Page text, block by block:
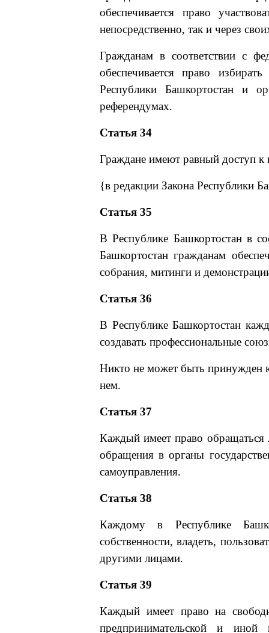
обеспечивается право
непосредственно, так и через
Гражданам в соответствии с
обеспечивается право
Республики Башкортостан и
референдумах.
Статья 34
Граждане имеют равный доступ к
{в редакции Закона Республики
Статья 35
В Республике Башкортостан в
Башкортостан гражданам
собрания, митинги и
Статья 36
В Республике Башкортостан
создавать профессиональные
Никто не может быть принужден
нем.
Статья 37
Каждый имеет право обращаться
обращения в органы
самоуправления.
Статья 38
Каждому в Республике
собственности, владеть,
другими лицами.
Статья 39
Каждый имеет право на
предпринимательской и иной